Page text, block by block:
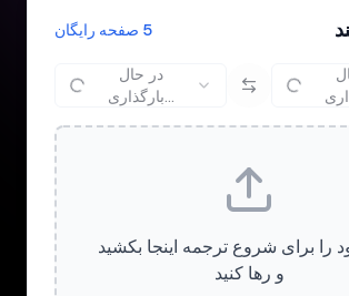
5 صفحه رایگان
در حال
بارگذاری...
را برای شروع ترجمه اینجا بکشید
و رها کنید